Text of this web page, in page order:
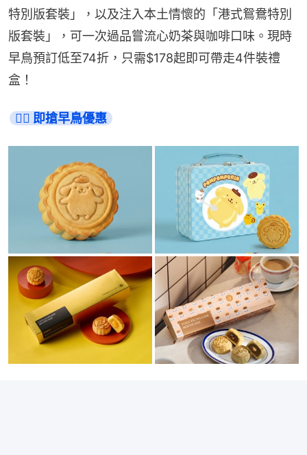
特別版套裝」，以及注入本土情懷的「港式鴛鴦特別
版套裝」，可一次過品嘗流心奶茶與咖啡口味。現時
早鳥預訂低至74折，只需$178起即可帶走4件裝禮
盒！
👉🏻 即搶早鳥優惠